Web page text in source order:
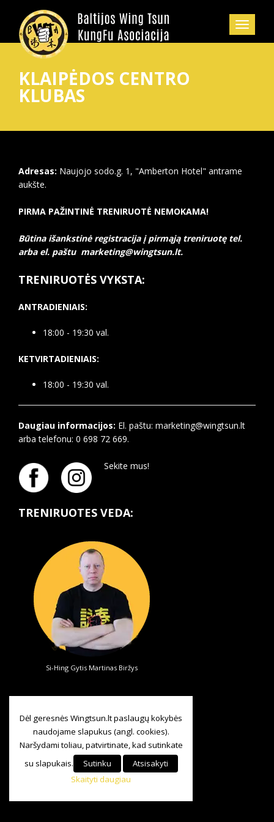
KLAIPĖDOS CENTRO
KLUBAS
Adresas: Naujojo sodo.g. 1, "Amberton Hotel" antrame
aukšte.
PIRMA PAŽINTINĖ TRENIRUOTĖ NEMOKAMA!
Būtina išankstinė registracija į pirmąją treniruotę tel.
arba el. paštu marketing@wingtsun.lt.
TRENIRUOTĖS VYKSTA:
ANTRADIENIAIS:
18:00 - 19:30 val.
KETVIRTADIENIAIS:
18:00 - 19:30 val.
Daugiau informacijos: El. paštu: marketing@wingtsun.lt
arba telefonu: 0 698 72 669.
Sekite mus!
TRENIRUOTES VEDA:
Si-Hing Gytis Martinas Biržys
Dėl geresnės Wingtsun.lt paslaugų kokybės
naudojame slapukus (angl. cookies).
Naršydami toliau, patvirtinate, kad sutinkate
su slapukais.
Sutinku
Atsisakyti
Skaityti daugiau